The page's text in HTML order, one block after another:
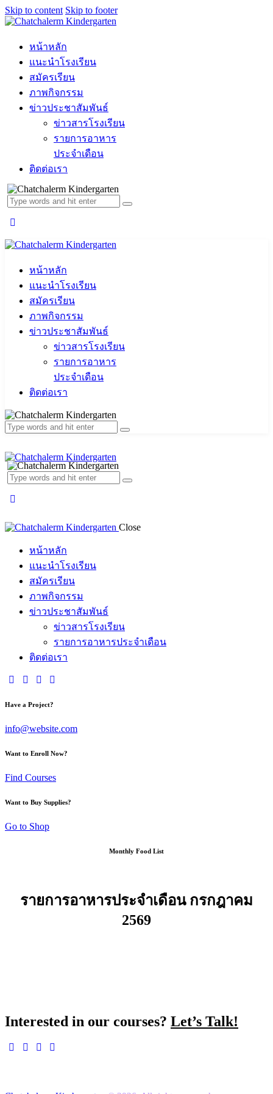
Skip to content Skip to footer
หน้าหลัก
แนะนำโรงเรียน
สมัครเรียน
ภาพกิจกรรม
ข่าวประชาสัมพันธ์
ข่าวสารโรงเรียน
รายการอาหาร
ประจำเดือน
ติดต่อเรา
หน้าหลัก
แนะนำโรงเรียน
สมัครเรียน
ภาพกิจกรรม
ข่าวประชาสัมพันธ์
ข่าวสารโรงเรียน
รายการอาหาร
ประจำเดือน
ติดต่อเรา
Close
หน้าหลัก
แนะนำโรงเรียน
สมัครเรียน
ภาพกิจกรรม
ข่าวประชาสัมพันธ์
ข่าวสารโรงเรียน
รายการอาหารประจำเดือน
ติดต่อเรา
Have a Project?
info@website.com
Want to Enroll Now?
Find Courses
Want to Buy Supplies?
Go to Shop
Monthly Food List
รายการอาหารประจำเดือน กรกฎาคม
2569
Interested in our courses? Let’s Talk!